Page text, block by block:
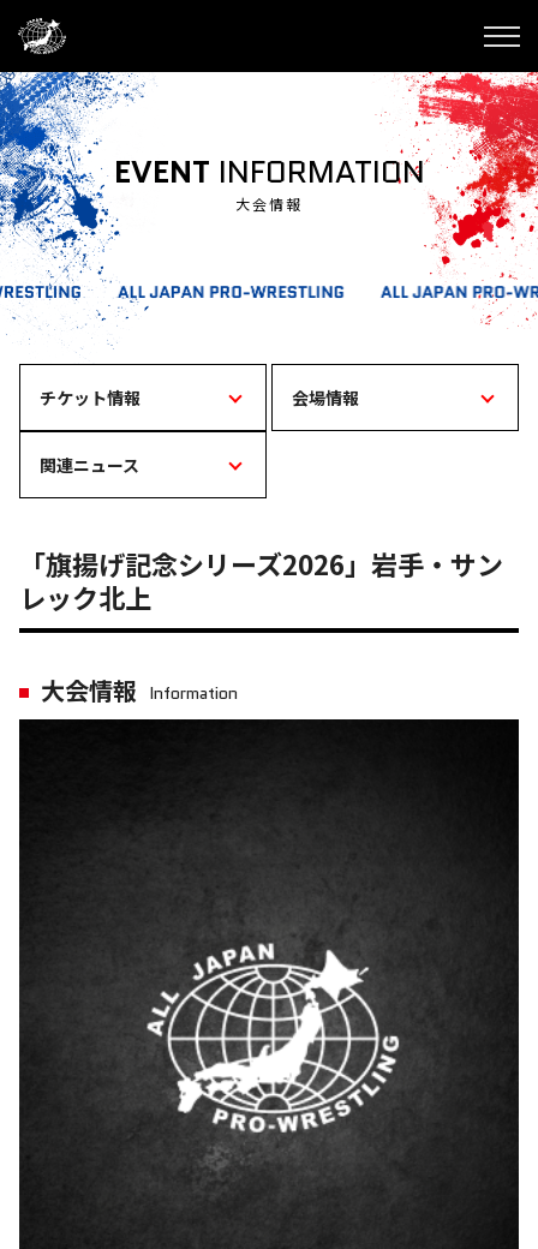
EVENT INFORMATION
大会情報
チケット情報 会場情報
関連ニュース
「旗揚げ記念シリーズ2026」岩手・サン
レック北上
大会情報 Information